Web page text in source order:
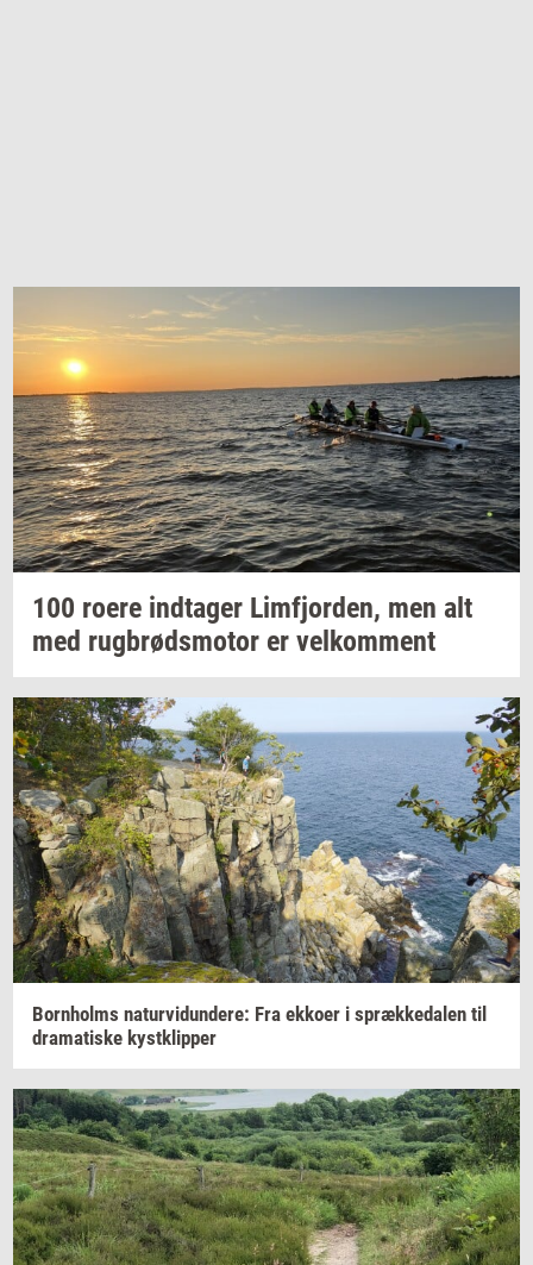
100 roere ind­ta­ger Lim­fjor­den, men alt
med rug­brøds­mo­tor er vel­kom­ment
Born­holms na­tur­vi­dun­de­re: Fra ek­ko­er i spræk­ke­da­len til
dra­ma­ti­ske kyst­klip­per